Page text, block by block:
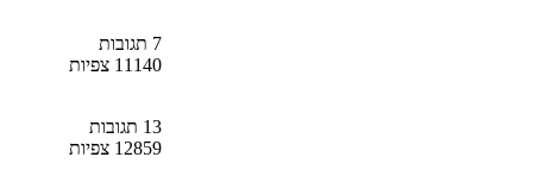
7 תגובות
11140 צפיות
13 תגובות
12859 צפיות